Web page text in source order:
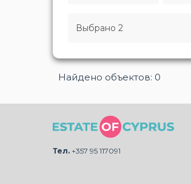
Выбрано 2
Найдено объектов: 0
Тел. +357 95 117091